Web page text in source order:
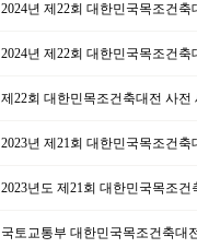
2024년 제22회 대한민국목조건
2024년 제22회 대한민국목조건축
제22회 대한민목조건축대전 사
2023년 제21회 대한민국목조건
2023년도 제21회 대한민국목조
국토교통부 대한민국목조건축대